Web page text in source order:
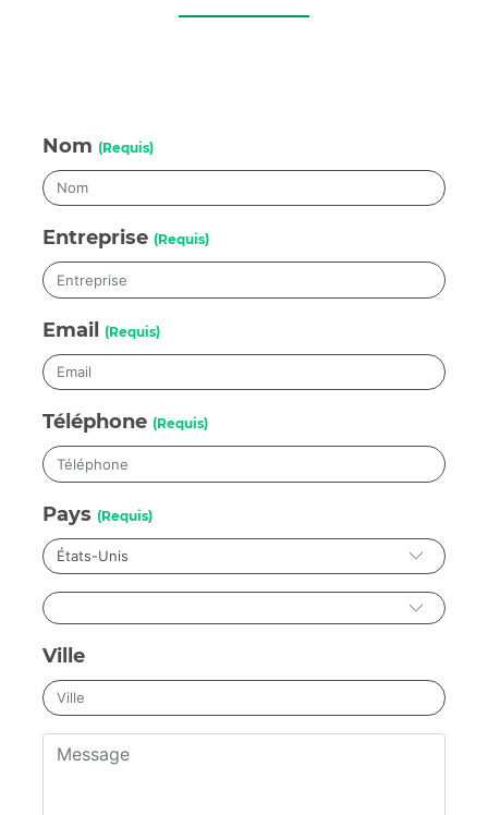
Nom (Requis)
Entreprise (Requis)
Email (Requis)
Téléphone (Requis)
Pays (Requis)
Ville